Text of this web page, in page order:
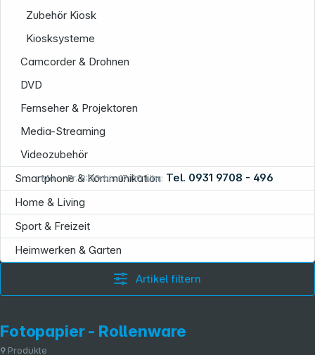
Mo. – Fr. 8:00 bis 17:00 Uhr: Tel. 0931 9708 - 496
Zubehör Kiosk
Kiosksysteme
Camcorder & Drohnen
DVD
Fernseher & Projektoren
Media-Streaming
Videozubehör
Smartphone & Kommunikation
Home & Living
Sport & Freizeit
Heimwerken & Garten
Artikel filtern
Fotopapier - Rollenware
9 Produkte
Informationen
Rechtliches